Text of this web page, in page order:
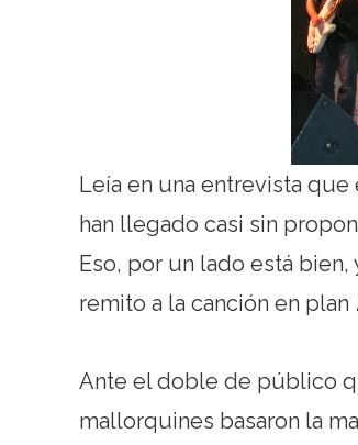
Leía en una entrevista
han llegado casi sin
Eso, por un lado está
remito a la canción en plan
Ante el doble de público
mallorquines basaron la